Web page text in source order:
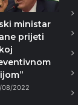
ministar
prijeti
08/2022